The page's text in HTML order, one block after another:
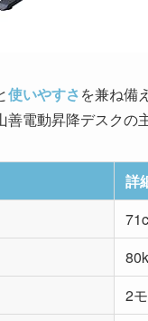
使いやすさを兼ね備
善電動昇降デスクの
詳
2